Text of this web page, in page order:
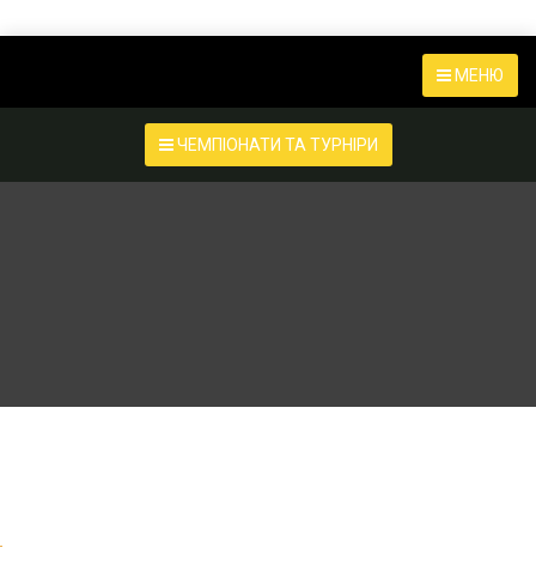
МЕНЮ
ЧЕМПІОНАТИ ТА ТУРНІРИ